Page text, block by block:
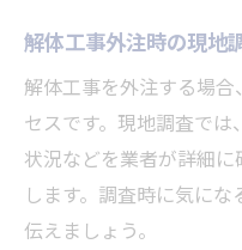
解体工事外注時の現地
解体工事を外注する場
セスです。現地調査で
状況などを業者が詳細
します。調査時に気に
伝えましょう。